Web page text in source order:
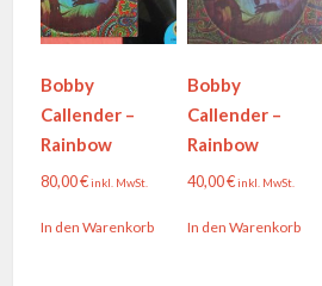
Bobby
Callender –
Rainbow
80,00€inkl. MwSt.
In den Warenkorb
Bobby
Callender –
Rainbow
40,00€inkl. MwSt.
In den Warenkorb